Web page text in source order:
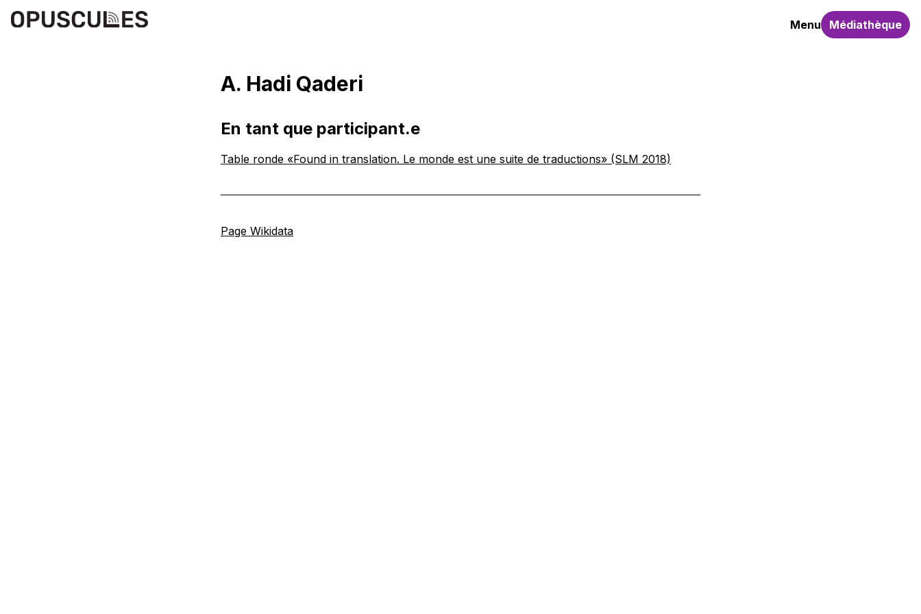
Menu Médiathèque
A. Hadi Qaderi
En tant que participant.e
Table ronde «Found in translation. Le monde est une suite de traductions» (SLM 2018)
Page Wikidata